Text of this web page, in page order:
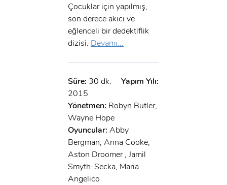
Çocuklar için yapılmış,
son derece akıcı ve
eğlenceli bir dedektiflik
dizisi. Devamı...
Süre: 30 dk.
Yapım Yılı:
2015
Yönetmen: Robyn Butler,
Wayne Hope
Oyuncular: Abby
Bergman, Anna Cooke,
Aston Droomer , Jamil
Smyth-Secka, Maria
Angelico